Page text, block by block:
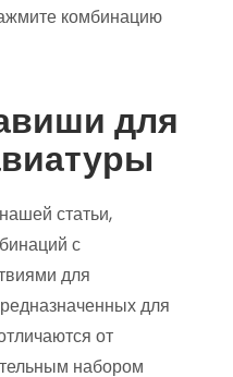
комбинацию
для
статьи,
с
для
для
от
набором